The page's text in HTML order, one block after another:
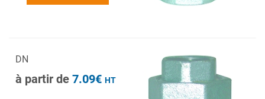
DN
à partir de 7.09€ HT